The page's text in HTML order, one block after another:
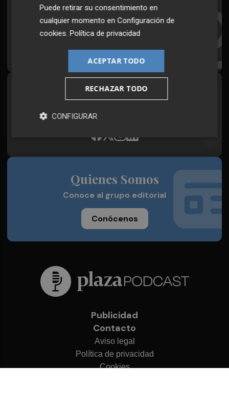
Suscríbete al Boletín
Todos los días a primera hora en tu email
¡Quiero suscribirme!
Síguenos en redes
Plaza Podcast, desde cualquier medio
Quienes Somos
Conoce al grupo editorial
Conócenos
Publicidad
Contacto
Aviso legal
Política de privacidad
Cookies
Puede retirar su consentimiento en
cualquier momento enConfiguración de
cookies.Política de privacidad
ACEPTAR TODO
RECHAZAR TODO
CONFIGURAR